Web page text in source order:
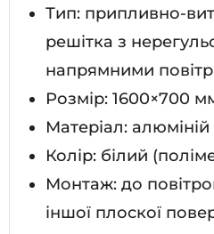
Тип: припливно-
решітка з
напрямними
Розмір: 1600×700
Матеріал: алюміній
Колір: білий
Монтаж: до
іншої плоскої